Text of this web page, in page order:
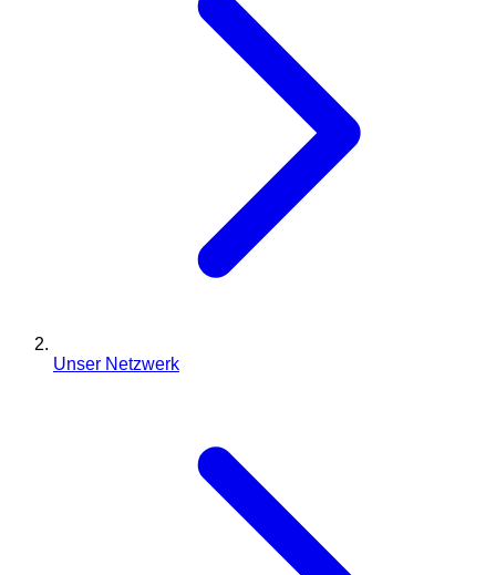
Unser Netzwerk